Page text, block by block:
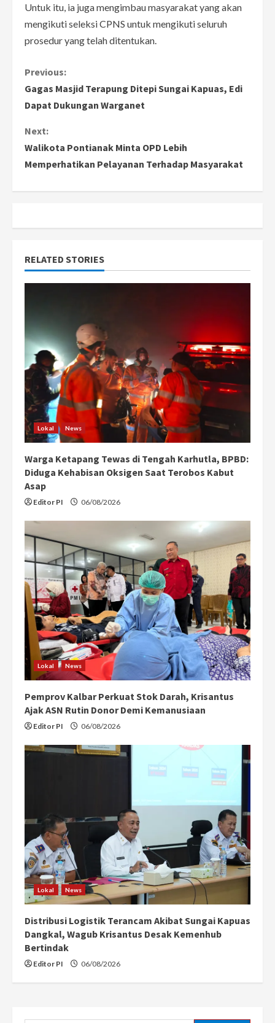
Untuk itu, ia juga mengimbau masyarakat yang akan
mengikuti seleksi CPNS untuk mengikuti seluruh
prosedur yang telah ditentukan.
C
o
n
t
u
e
R
a
d
i
n
g
Previous:
Gagas Masjid Terapung Ditepi Sungai Kapuas, Edi
Dapat Dukungan Warganet
Next:
Walikota Pontianak Minta OPD Lebih
Memperhatikan Pelayanan Terhadap Masyarakat
RELATED STORIES
Lokal News
Warga Ketapang Tewas di Tengah Karhutla, BPBD:
Diduga Kehabisan Oksigen Saat Terobos Kabut
Asap
Editor PI 06/08/2026
Lokal News
Pemprov Kalbar Perkuat Stok Darah, Krisantus
Ajak ASN Rutin Donor Demi Kemanusiaan
Editor PI 06/08/2026
Lokal News
Distribusi Logistik Terancam Akibat Sungai Kapuas
Dangkal, Wagub Krisantus Desak Kemenhub
Bertindak
Editor PI 06/08/2026